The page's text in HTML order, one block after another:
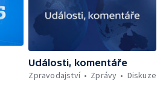
Události, komentáře
Zpravodajství
Zprávy Diskuze